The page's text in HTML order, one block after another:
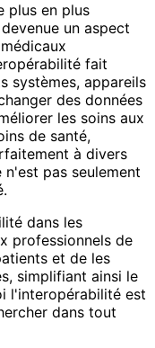
plus en plus
un aspect
fait
systèmes, appareils
des données
les soins aux
de santé,
à divers
pas seulement
dans les
professionnels de
et de les
simplifiant ainsi le
l'interopérabilité est
dans tout